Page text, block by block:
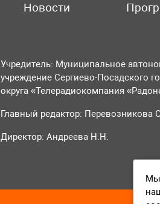
Новости
Учредитель: Муниципальное
учреждение Сергиево-Посадского
округа «Телерадиокомпания
Главный редактор: Перевозникова
Директор: Андреева Н.Н.
Мы